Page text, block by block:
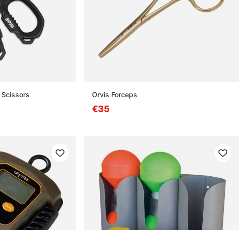
Scissors Orvis Forceps
€35